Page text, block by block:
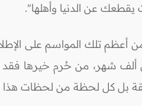
عن الدنيا وأهلها".
أعظم تلك المواسم على
من ألف شهر، من حُرم خيرها
بل كل لحظة من لحظات هذا